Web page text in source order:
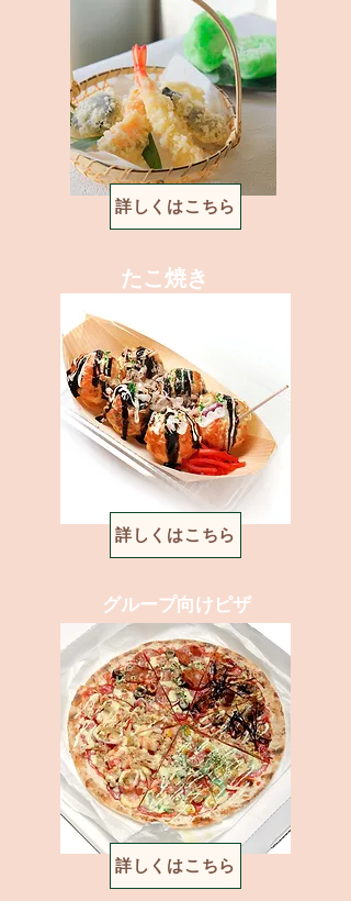
詳しくはこちら
たこ焼き
詳しくはこちら
グループ向けピザ
詳しくはこちら